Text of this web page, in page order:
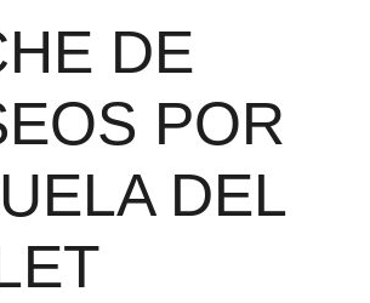
DE
POR
DEL